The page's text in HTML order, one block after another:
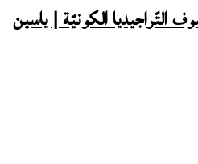
التّراجيديا الكونيّة | ياسين